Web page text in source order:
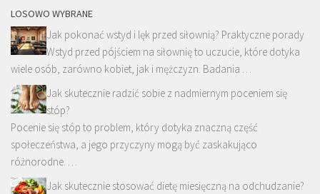
LOSOWO WYBRANE
Jak pokonać wstyd i lęk przed siłownią? Praktyczne porady
Wstyd przed pójściem na siłownię to uczucie, które dotyka
wiele osób, zarówno kobiet, jak i mężczyzn. Badania …
Jak skutecznie radzić sobie z nadmiernym poceniem się
stóp?
Pocenie się stóp to problem, który dotyka znaczną część
społeczeństwa, a jego przyczyny mogą być zaskakująco
różnorodne. …
Jak skutecznie stosować dietę miesięczną na odchudzanie?